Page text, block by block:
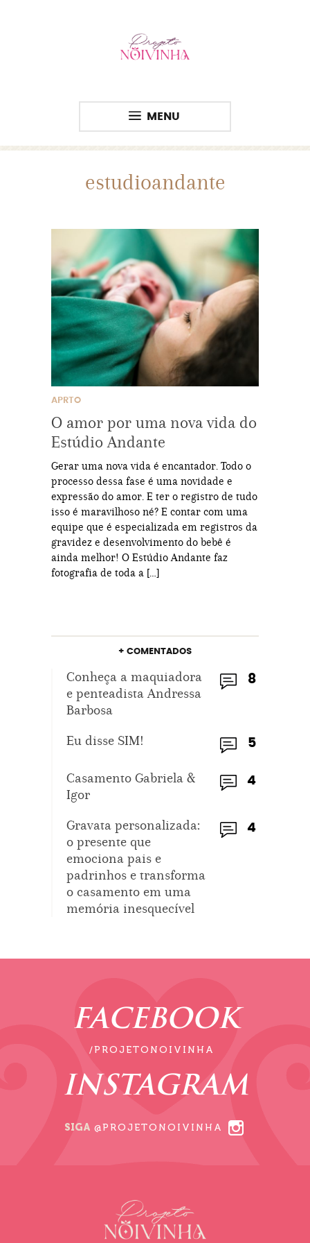
MENU
estudioandante
APRTO
O amor por uma nova vida do
Estúdio Andante
Gerar uma nova vida é encantador. Todo o
processo dessa fase é uma novidade e
expressão do amor. E ter o registro de tudo
isso é maravilhoso né? E contar com uma
equipe que é especializada em registros da
gravidez e desenvolvimento do bebê é
ainda melhor! O Estúdio Andante faz
fotografia de toda a […]
+ COMENTADOS
8
Conheça a maquiadora
e penteadista Andressa
Barbosa
5
Eu disse SIM!
4
Casamento Gabriela &
Igor
4
Gravata personalizada:
o presente que
emociona pais e
padrinhos e transforma
o casamento em uma
memória inesquecível
FACEBOOK
/PROJETONOIVINHA
INSTAGRAM
SIGA @PROJETONOIVINHA